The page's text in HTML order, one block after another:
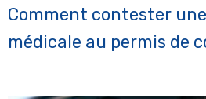
Comment contester
médicale au permis de